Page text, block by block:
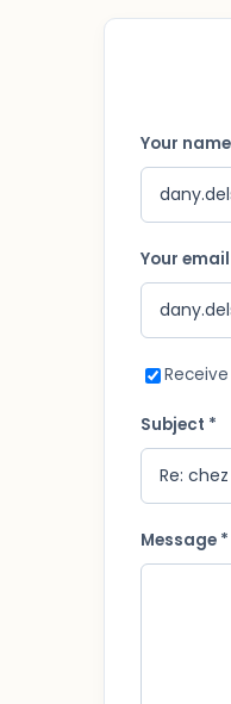
Your
Your email
Subject *
Message *